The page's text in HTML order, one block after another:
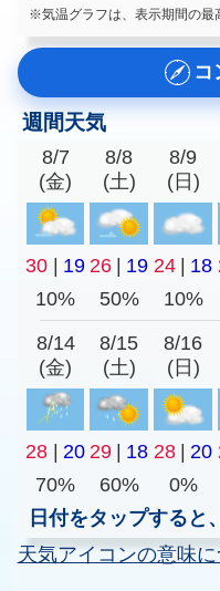
※気温グラフは、表示期間の最
コ
週間天気
8/7
(金)
8/8
(土)
8/9
(日)
30 | 19 26 | 19 24 | 18
10%
50% 10%
8/14
(金)
8/15
(土)
8/16
(日)
28 | 20 29 | 18 28 | 20
70%
60% 0%
日付をタップすると
天気アイコンの意味